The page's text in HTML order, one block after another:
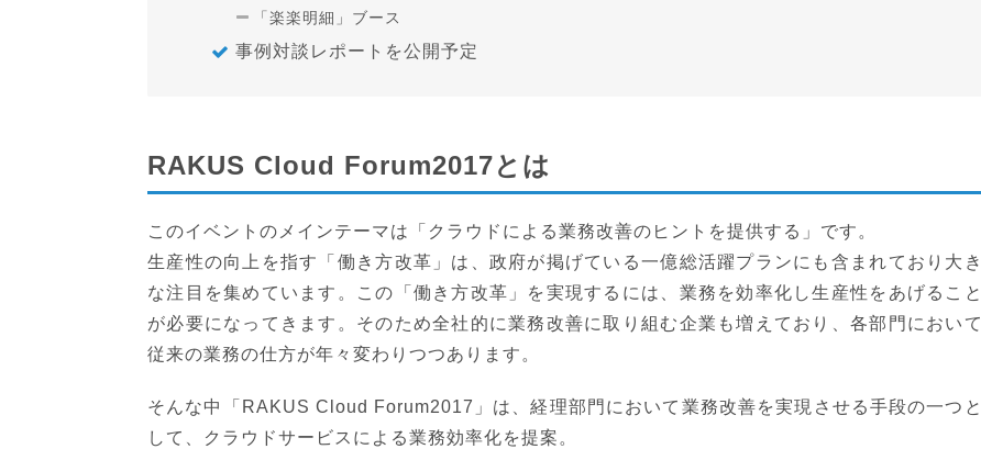
「楽楽明細」ブース
事例対談レポートを公開予定
RAKUS Cloud Forum2017とは
このイベントのメインテーマは「クラウドによる業務改善のヒントを提供する」です。
生産性の向上を指す「働き方改革」は、政府が掲げている一億総活躍プランにも含まれており大き
な注目を集めています。この「働き方改革」を実現するには、業務を効率化し生産性をあげること
が必要になってきます。そのため全社的に業務改善に取り組む企業も増えており、各部門において
従来の業務の仕方が年々変わりつつあります。
そんな中「RAKUS Cloud Forum2017」は、経理部門において業務改善を実現させる手段の一つと
して、クラウドサービスによる業務効率化を提案。